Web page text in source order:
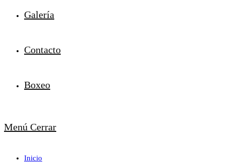
Galería
Contacto
Boxeo
Menú Cerrar
Inicio